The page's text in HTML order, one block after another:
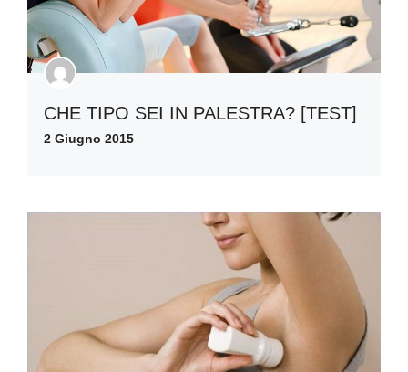
CHE TIPO SEI IN PALESTRA? [TEST]
2 Giugno 2015